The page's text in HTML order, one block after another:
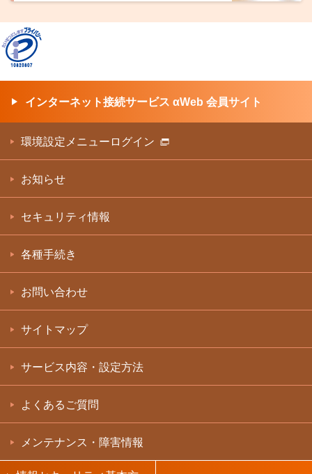
インターネット接続サービス αWeb 会員サイト
環境設定メニューログイン
お知らせ
セキュリティ情報
各種手続き
お問い合わせ
サイトマップ
サービス内容・設定方法
よくあるご質問
メンテナンス・障害情報